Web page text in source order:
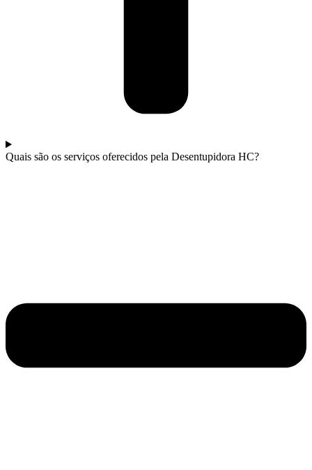
Quais são os serviços oferecidos pela Desentupidora HC?